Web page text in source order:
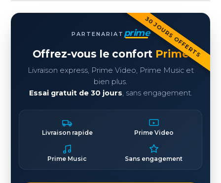
30 JOURS OFFERTS
PARTENARIAT prime
Offrez-vous le confort Prime
Livraison express, Prime Video, Prime Music et
bien plus.
Essai gratuit de 30 jours, sans engagement.
Livraison rapide Prime Video
Prime Music Sans engagement